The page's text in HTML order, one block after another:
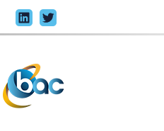
Aller
au